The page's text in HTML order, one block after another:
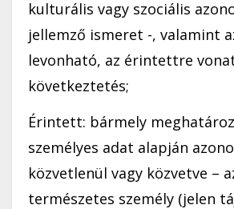
kulturális vagy szociális
jellemző ismeret -, valamint
levonható, az érintettre
következtetés;
Érintett: bármely
személyes adat alapján
közvetlenül vagy közvetve –
természetes személy (jelen